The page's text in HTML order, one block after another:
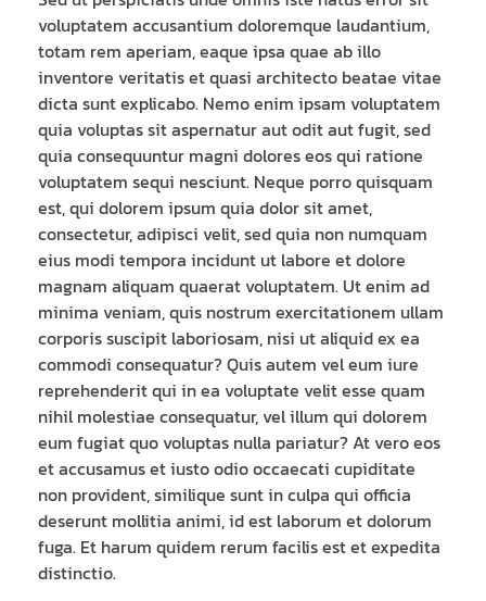
voluptatem accusantium doloremque laudantium,
totam rem aperiam, eaque ipsa quae ab illo
inventore veritatis et quasi architecto beatae vitae
dicta sunt explicabo. Nemo enim ipsam voluptatem
quia voluptas sit aspernatur aut odit aut fugit, sed
quia consequuntur magni dolores eos qui ratione
voluptatem sequi nesciunt. Neque porro quisquam
est, qui dolorem ipsum quia dolor sit amet,
consectetur, adipisci velit, sed quia non numquam
eius modi tempora incidunt ut labore et dolore
magnam aliquam quaerat voluptatem. Ut enim ad
minima veniam, quis nostrum exercitationem ullam
corporis suscipit laboriosam, nisi ut aliquid ex ea
commodi consequatur? Quis autem vel eum iure
reprehenderit qui in ea voluptate velit esse quam
nihil molestiae consequatur, vel illum qui dolorem
eum fugiat quo voluptas nulla pariatur? At vero eos
et accusamus et iusto odio occaecati cupiditate
non provident, similique sunt in culpa qui officia
deserunt mollitia animi, id est laborum et dolorum
fuga. Et harum quidem rerum facilis est et expedita
distinctio.